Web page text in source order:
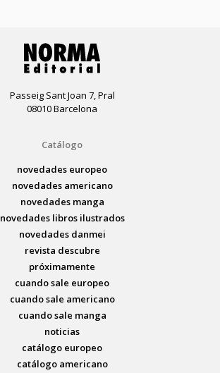
Passeig Sant Joan 7, Pral
08010 Barcelona
Catálogo
novedades europeo
novedades americano
novedades manga
novedades libros ilustrados
novedades danmei
revista descubre
próximamente
cuando sale europeo
cuando sale americano
cuando sale manga
noticias
catálogo europeo
catálogo americano